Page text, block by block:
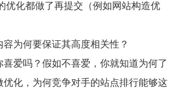
优化都做了再提交（例如网站构造优
容为何要保证其高度相关性？
喜爱吗？假如不喜爱，你就知道为何了
优化，为何竞争对手的站点排行能够这